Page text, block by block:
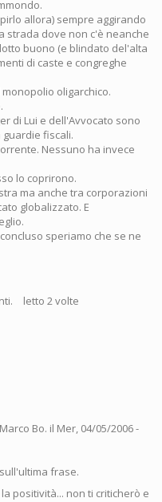
allora) sempre aggirando
strada dove non c'è neanche
buono (e blindato del'alta
di caste e congreghe
oligarchico.
di Lui e dell'Avvocato sono
fiscali.
Nessuno ha invece
lo coprirono.
ma anche tra corporazioni
globalizzato. E
speriamo che se ne
letto 2 volte
Marco Bo. il Mer, 04/05/2006 -
frase.
positività... non ti criticherò e